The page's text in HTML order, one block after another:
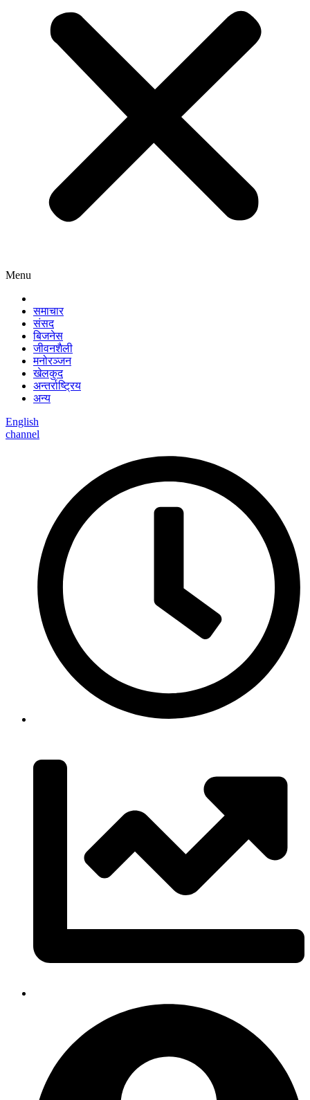
Menu
समाचार
संसद
बिजनेस
जीवनशैली
मनोरञ्जन
खेलकुद
अन्तर्राष्ट्रिय
अन्य
English
channel